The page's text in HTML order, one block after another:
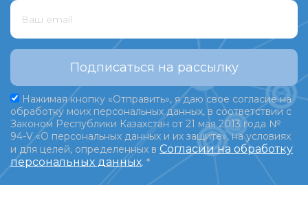
Подписаться на рассылку
Нажимая кнопку «Отправить», я даю свое согласие на
обработку моих персональных данных, в соответствии с
Законом Республики Казахстан от 21 мая 2013 года №
94-V «О персональных данных и их защите», на условиях
и для целей, определенных в Согласии на обработку
персональных данных. *